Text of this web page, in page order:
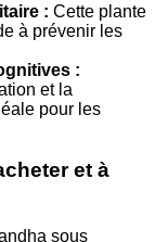
: Cette plante
à prévenir les
:
et la
pour les
et à
sous